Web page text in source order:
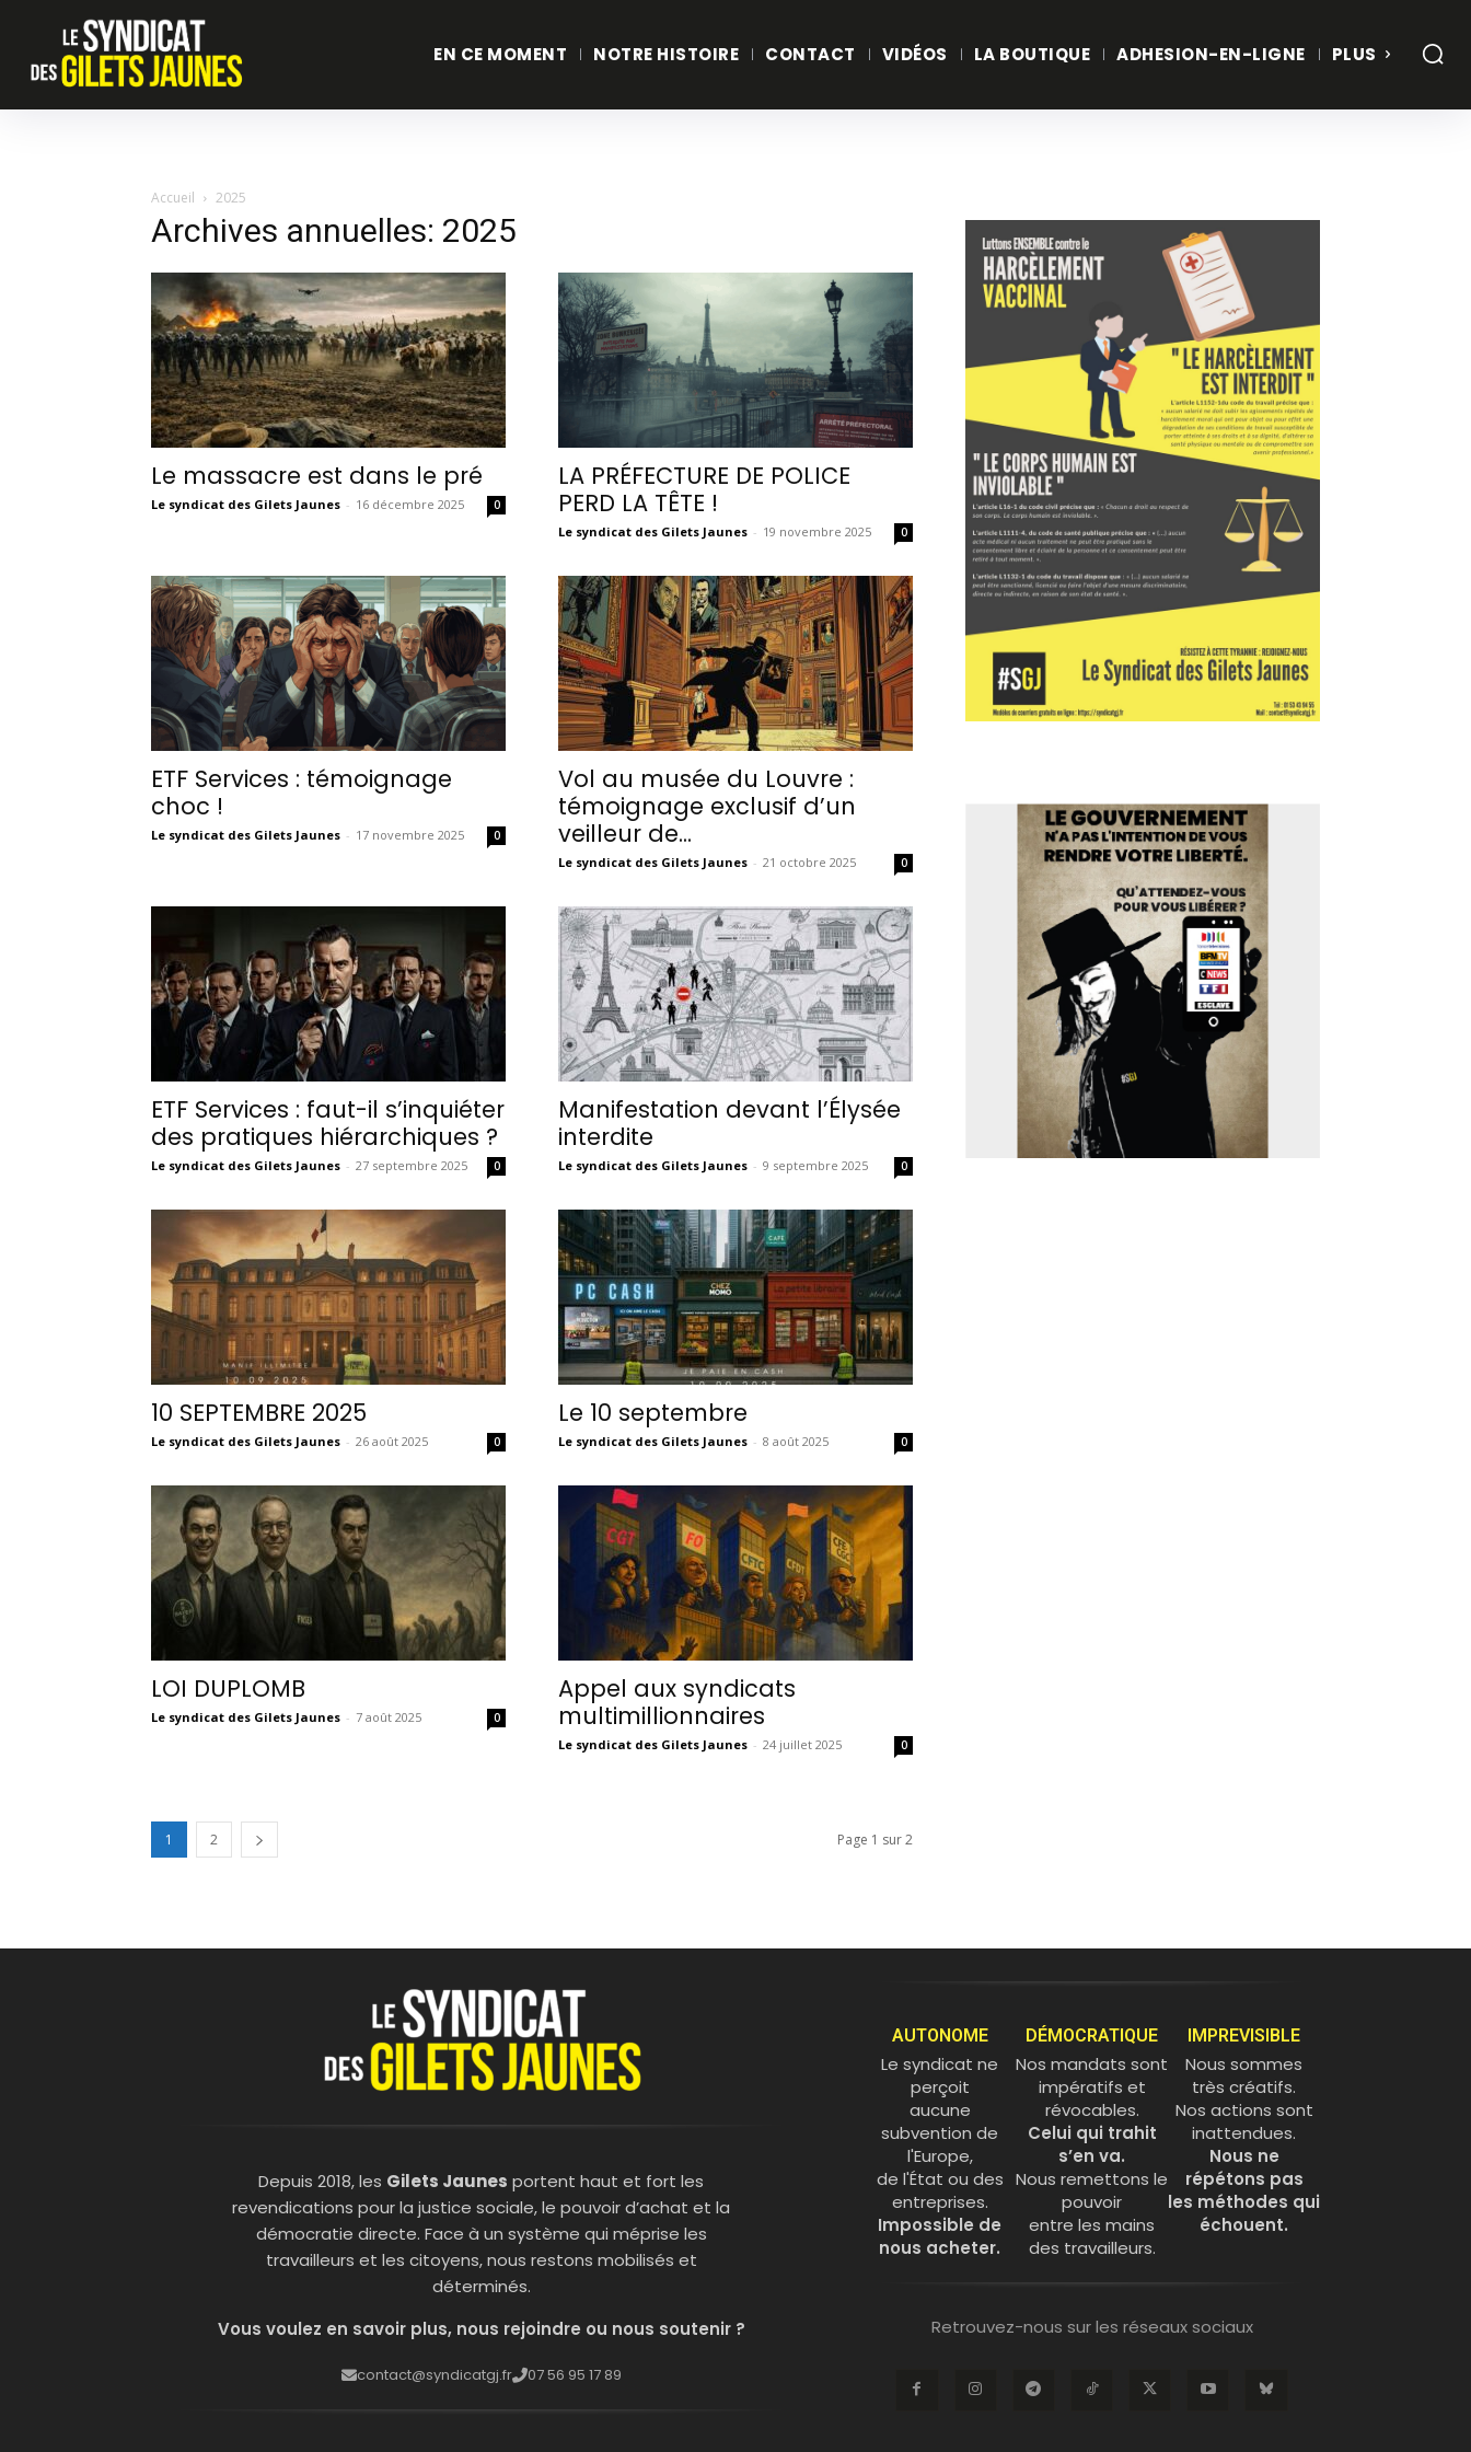
EN CE MOMENT NOTRE HISTOIRE CONTACT VIDÉOS LA BOUTIQUE ADHESION-EN-LIGNE PLUS
Accueil 2025
Archives annuelles: 2025
Le massacre est dans le pré
Le syndicat des Gilets Jaunes - 16 décembre 2025 0
LA PRÉFECTURE DE POLICE
PERD LA TÊTE !
Le syndicat des Gilets Jaunes - 19 novembre 2025 0
ETF Services : témoignage
choc !
Le syndicat des Gilets Jaunes - 17 novembre 2025 0
Vol au musée du Louvre :
témoignage exclusif d’un
veilleur de...
Le syndicat des Gilets Jaunes - 21 octobre 2025 0
ETF Services : faut-il s’inquiéter
des pratiques hiérarchiques ?
Le syndicat des Gilets Jaunes - 27 septembre 2025 0
Manifestation devant l’Élysée
interdite
Le syndicat des Gilets Jaunes - 9 septembre 2025 0
10 SEPTEMBRE 2025
Le syndicat des Gilets Jaunes - 26 août 2025 0
Le 10 septembre
Le syndicat des Gilets Jaunes - 8 août 2025 0
LOI DUPLOMB
Le syndicat des Gilets Jaunes - 7 août 2025 0
Appel aux syndicats
multimillionnaires
Le syndicat des Gilets Jaunes - 24 juillet 2025 0
1 2 Page 1 sur 2
Depuis 2018, les Gilets Jaunes portent haut et fort les
revendications pour la justice sociale, le pouvoir d’achat et la
démocratie directe. Face à un système qui méprise les
travailleurs et les citoyens, nous restons mobilisés et
déterminés.
Vous voulez en savoir plus, nous rejoindre ou nous soutenir ?
contact@syndicatgj.fr 07 56 95 17 89
AUTONOME
Le syndicat ne
perçoit
aucune
subvention de
l'Europe,
de l'État ou des
entreprises.
Impossible de
nous acheter.
DÉMOCRATIQUE
Nos mandats sont
impératifs et
révocables.
Celui qui trahit
s’en va.
Nous remettons le
pouvoir
entre les mains
des travailleurs.
IMPREVISIBLE
Nous sommes
très créatifs.
Nos actions sont
inattendues.
Nous ne
répétons pas
les méthodes qui
échouent.
Retrouvez-nous sur les réseaux sociaux